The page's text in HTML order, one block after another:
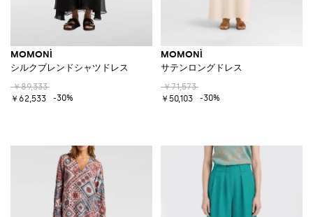
MOMONÌ
シルクブレンドシャツドレス
￥89,333
￥62,533
-30%
MOMONÌ
サテンロングドレス
￥71,573
￥50,103
-30%